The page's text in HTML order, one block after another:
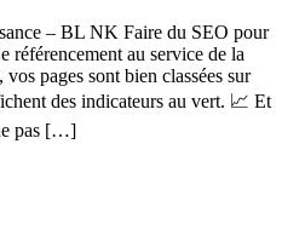
– BL NK Faire du SEO pour
référencement au service de la
pages sont bien classées sur
des indicateurs au vert. 📈 Et
pas […]